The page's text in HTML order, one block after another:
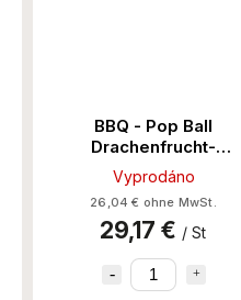
BBQ - Pop Ball
Drachenfrucht-
Geschmack 3.2KG/4Stk
Vyprodáno
26,04 € ohne MwSt.
29,17 € / St